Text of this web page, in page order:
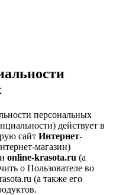
персональных
действует в
сайт Интернет-
магазин)
online-krasota.ru (а
о Пользователе во
(а также его